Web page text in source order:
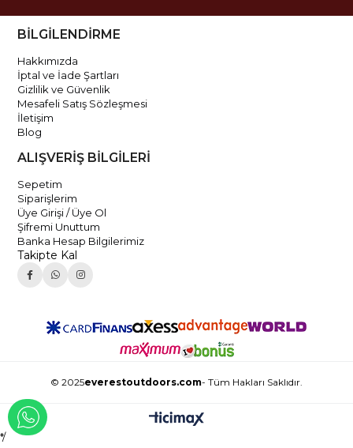
BİLGİLENDİRME
Hakkımızda
İptal ve İade Şartları
Gizlilik ve Güvenlik
Mesafeli Satış Sözleşmesi
İletişim
Blog
ALIŞVERİŞ BİLGİLERİ
Sepetim
Siparişlerim
Üye Girişi / Üye Ol
Şifremi Unuttum
Banka Hesap Bilgilerimiz
Takipte Kal
© 2025everestoutdoors.com- Tüm Hakları Saklıdır.
*/
WHATSAPP İLE İLETİŞİME GEÇ